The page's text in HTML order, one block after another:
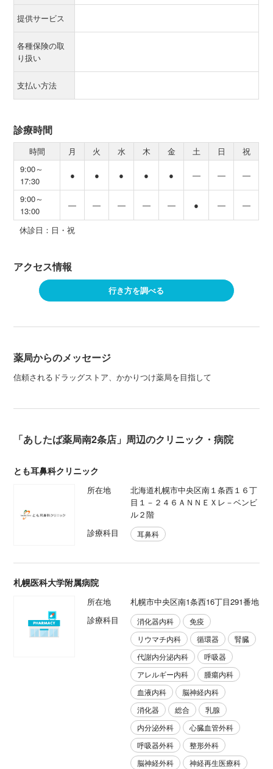
提供サービス
各種保険の取
り扱い
支払い方法
診療時間
時間 月 火 水 木 金 土 日
祝
9:00～
17:30
● ● ● ● ● ― ― ―
9:00～
13:00
― ― ― ― ― ● ― ―
休診日：日・祝
アクセス情報
行き方を調べる
薬局からのメッセージ
信頼されるドラッグストア、かかりつけ薬局を目指して
「あしたば薬局南2条店」周辺のクリニック・病院
とも耳鼻科クリニック
所在地
北海道札幌市中央区南１条西１６丁
目１－２４６ＡＮＮＥＸレ－ベンビ
ル２階
診療科目
耳鼻科
札幌医科大学附属病院
所在地
札幌市中央区南1条西16丁目291番地
診療科目
消化器内科
免疫
リウマチ内科
循環器
腎臓
代謝内分泌内科
呼吸器
アレルギー内科
腫瘍内科
血液内科
脳神経内科
消化器
総合
乳腺
内分泌外科
心臓血管外科
呼吸器外科
整形外科
脳神経外科
神経再生医療科